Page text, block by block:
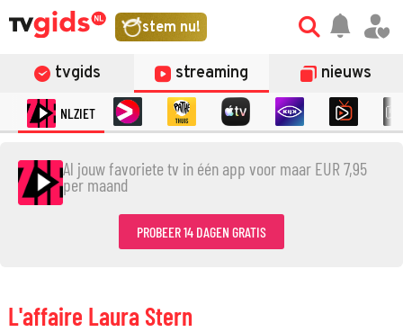
stem nu!
tvgids streaming nieuws
NLZIET
Al jouw favoriete tv in één app voor maar EUR 7,95
per maand
PROBEER 14 DAGEN GRATIS
L'affaire Laura Stern